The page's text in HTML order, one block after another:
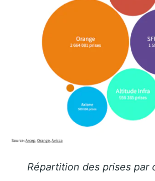
Répartition des prises par